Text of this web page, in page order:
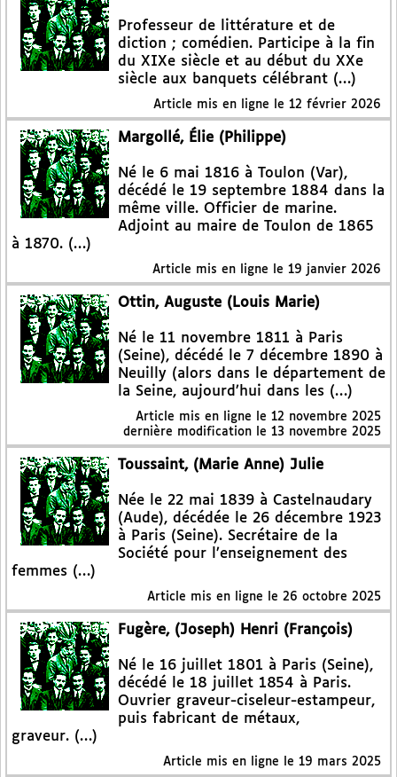
Professeur de littérature et de
diction ; comédien. Participe à la fin
du XIXe siècle et au début du XXe
siècle aux banquets célébrant (…)
Article mis en ligne le 12 février 2026
Margollé, Élie (Philippe)
Né le 6 mai 1816 à Toulon (Var),
décédé le 19 septembre 1884 dans la
même ville. Officier de marine.
Adjoint au maire de Toulon de 1865
à 1870. (…)
Article mis en ligne le 19 janvier 2026
Ottin, Auguste (Louis Marie)
Né le 11 novembre 1811 à Paris
(Seine), décédé le 7 décembre 1890 à
Neuilly (alors dans le département de
la Seine, aujourd’hui dans les (…)
Article mis en ligne le 12 novembre 2025
dernière modification le 13 novembre 2025
Toussaint, (Marie Anne) Julie
Née le 22 mai 1839 à Castelnaudary
(Aude), décédée le 26 décembre 1923
à Paris (Seine). Secrétaire de la
Société pour l’enseignement des
femmes (…)
Article mis en ligne le 26 octobre 2025
Fugère, (Joseph) Henri (François)
Né le 16 juillet 1801 à Paris (Seine),
décédé le 18 juillet 1854 à Paris.
Ouvrier graveur-ciseleur-estampeur,
puis fabricant de métaux,
graveur. (…)
Article mis en ligne le 19 mars 2025